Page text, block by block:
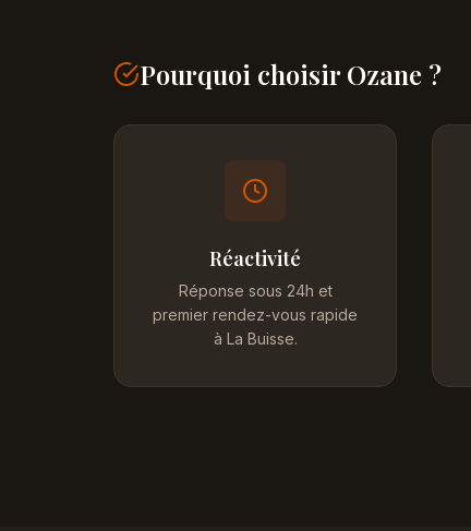
Pourquoi choisir Ozane ?
Réactivité
Réponse sous 24h et
premier rendez-vous rapide
à La Buisse.